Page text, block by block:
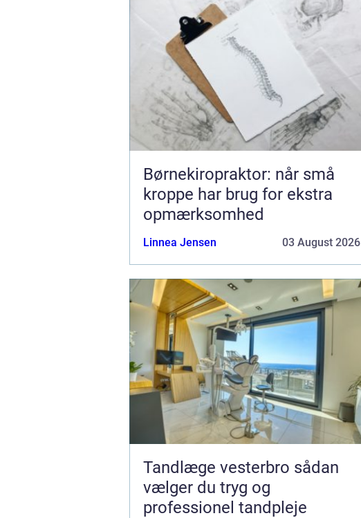
Børnekiropraktor: når små
kroppe har brug for ekstra
opmærksomhed
Linnea Jensen 03 August 2026
Tandlæge vesterbro sådan
vælger du tryg og
professionel tandpleje